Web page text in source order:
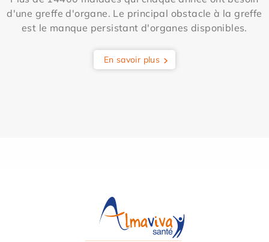
d'une greffe d'organe. Le principal obstacle à la greffe
est le manque persistant d'organes disponibles.
En savoir plus